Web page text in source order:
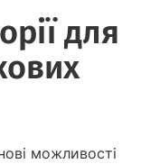
для
можливості